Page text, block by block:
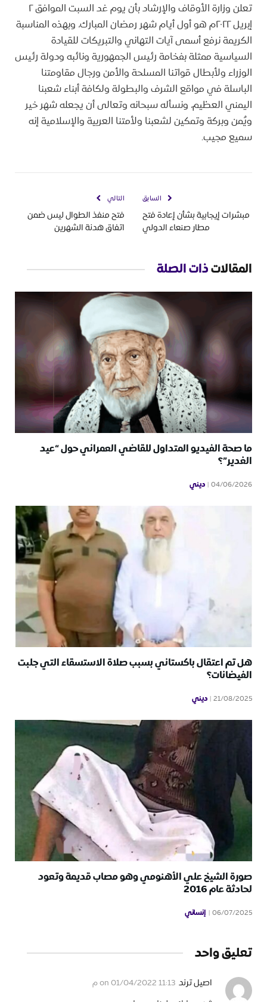
تعلن وزارة الأوقاف والإرشاد بأن يوم غد السبت الموافق ٢
إبريل ٢٠٢٢م هو أول أيام شهر رمضان المبارك، وبهذه المناسبة
الكريمة نرفع أسمى آيات التهاني والتبريكات للقيادة
السياسية ممثلة بفخامة رئيس الجمهورية ونائبه ودولة رئيس
الوزراء ولأبطال قواتنا المسلحة والأمن ورجال مقاومتنا
الباسلة في مواقع الشرف والبطولة ولكافة أبناء شعبنا
اليمني العظيم، ونسأله سبحانه وتعالى أن يجعله شهر خير
ويُمن وبركة وتمكين لشعبنا ولأمتنا العربية والإسلامية إنه
سميع مجيب.
السابق
مبشرات إيجابية بشأن إعادة فتح
مطار صنعاء الدولي
التالي
فتح منفذ الطوال ليس ضمن
اتفاق هدنة الشهرين
المقالاتذات الصلة
ما صحة الفيديو المتداول للقاضي العمراني حول “عيد
الغدير”؟
04/06/2026 ديني
هل تم اعتقال باكستاني بسبب صلاة الاستسقاء التي جلبت
الفيضانات؟
21/08/2025 ديني
صورة الشيخ علي الأهنومي وهو مصاب قديمة وتعود
لحادثة عام 2016
06/07/2025 إنساني
تعليق واحد
اصيل ترند 01/04/2022 11:13 م